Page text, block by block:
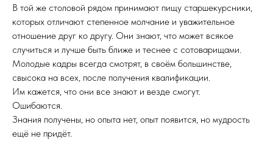
В той же столовой рядом принимают пищу старшекурсники,
которых отличают степенное молчание и уважительное
отношение друг ко другу. Они знают, что может всякое
случиться и лучше быть ближе и теснее с сотоварищами.
Молодые кадры всегда смотрят, в своём большинстве,
свысока на всех, после получения квалификации.
Им кажется, что они все знают и везде смогут.
Ошибаются.
Знания получены, но опыта нет, опыт появится, но мудрость
ещё не придёт.